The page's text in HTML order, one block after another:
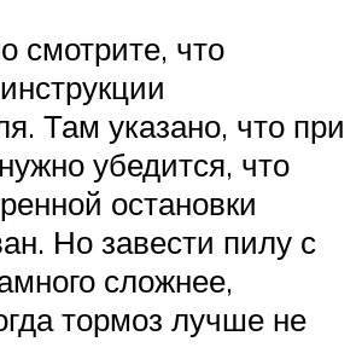
смотрите, что
Там указано, что при
убедится, что
остановки
Но завести пилу с
сложнее,
тормоз лучше не